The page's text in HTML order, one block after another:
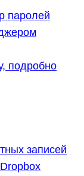
паролей
подробно
записей